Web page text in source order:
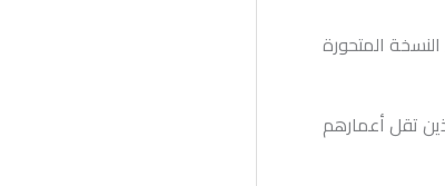
المتحورة
تقل أعمارهم